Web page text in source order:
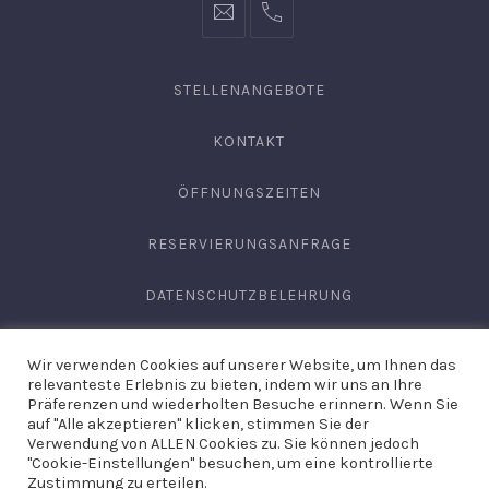
info@hofgut-0049747196019210
STELLENANGEBOTE
KONTAKT
ÖFFNUNGSZEITEN
RESERVIERUNGSANFRAGE
DATENSCHUTZBELEHRUNG
IMPRESSUM
Copyright © 2026Domäne Areal Hechingen. Site byHirschburg
Wir verwenden Cookies auf unserer Website, um Ihnen das
relevanteste Erlebnis zu bieten, indem wir uns an Ihre
Präferenzen und wiederholten Besuche erinnern. Wenn Sie
auf "Alle akzeptieren" klicken, stimmen Sie der
Verwendung von ALLEN Cookies zu. Sie können jedoch
"Cookie-Einstellungen" besuchen, um eine kontrollierte
Zustimmung zu erteilen.